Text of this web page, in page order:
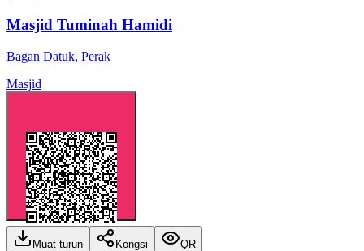
Masjid Tuminah Hamidi
Bagan Datuk, Perak
Masjid
Muat turun Kongsi QR